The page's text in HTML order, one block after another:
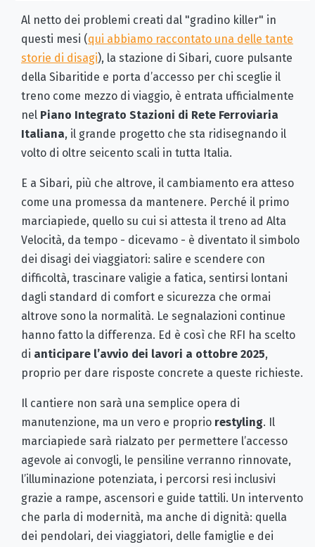
Al netto dei problemi creati dal "gradino killer" in
questi mesi (qui abbiamo raccontato una delle tante
storie di disagi), la stazione di Sibari, cuore pulsante
della Sibaritide e porta d’accesso per chi sceglie il
treno come mezzo di viaggio, è entrata ufficialmente
nel Piano Integrato Stazioni di Rete Ferroviaria
Italiana, il grande progetto che sta ridisegnando il
volto di oltre seicento scali in tutta Italia.
E a Sibari, più che altrove, il cambiamento era atteso
come una promessa da mantenere. Perché il primo
marciapiede, quello su cui si attesta il treno ad Alta
Velocità, da tempo - dicevamo - è diventato il simbolo
dei disagi dei viaggiatori: salire e scendere con
difficoltà, trascinare valigie a fatica, sentirsi lontani
dagli standard di comfort e sicurezza che ormai
altrove sono la normalità. Le segnalazioni continue
hanno fatto la differenza. Ed è così che RFI ha scelto
di anticipare l’avvio dei lavori a ottobre 2025,
proprio per dare risposte concrete a queste richieste.
Il cantiere non sarà una semplice opera di
manutenzione, ma un vero e proprio restyling. Il
marciapiede sarà rialzato per permettere l’accesso
agevole ai convogli, le pensiline verranno rinnovate,
l’illuminazione potenziata, i percorsi resi inclusivi
grazie a rampe, ascensori e guide tattili. Un intervento
che parla di modernità, ma anche di dignità: quella
dei pendolari, dei viaggiatori, delle famiglie e dei